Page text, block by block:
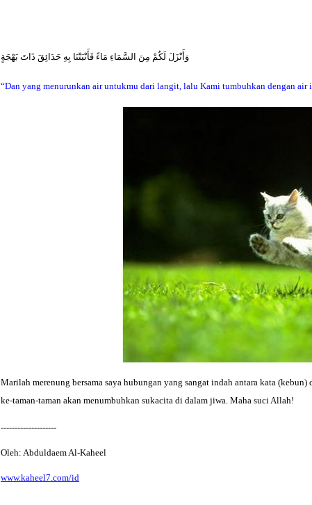
وَأَنْزَلَ لَكُمْ مِنَ السَّمَاءِ مَاءً فَأَنْبَتْنَا بِهِ حَدَائِقَ ذَاتَ بَهْجَةٍ
“Dan yang menurunkan air untukmu dari langit, lalu Kami tumbuhkan dengan air
Marilah merenung bersama saya hubungan yang sangat indah antara kata
ke-taman-taman akan menumbuhkan sukacita di dalam jiwa. Maha suci Allah!
--------------------
Oleh: Abduldaem Al-Kaheel
www.kaheel7.com/id